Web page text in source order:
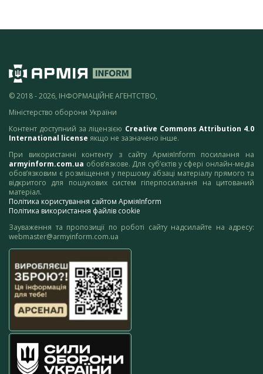
© 2018 - 2026, ІНФОРМАЦІЙНЕ АГЕНТСТВО,
Міністерство оборони України
Контент доступний за ліцензією Creative Commons Attribution 4.0
International license якщо не зазначено інше.
При використанні контенту з сайту АрміяInform посилання на
armyinform.com.ua обов’язкове. Для суб’єктів у сфері онлайн-медіа
обов’язковим є розміщення у першому абзаці матеріалу прямого та
відкритого для пошукових систем гіперпосилання на цитований
матеріал.
Політика користування сайтом АрміяInform
Політика використання файлів cookie
Зауваження та пропозиції по роботі сайту надсилайте на адресу:
webmaster@armyinform.com.ua